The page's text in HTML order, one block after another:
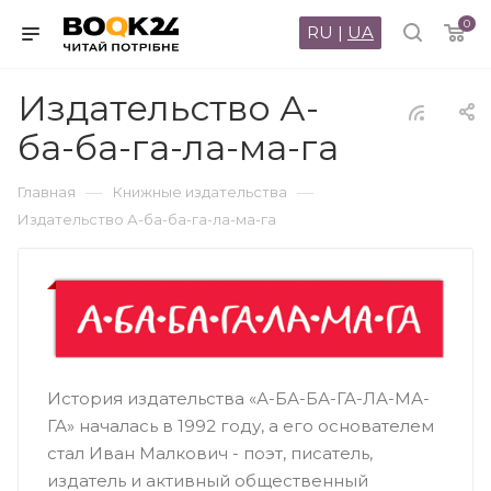
0
RU | UA
Издательство А-
ба-ба-га-ла-ма-га
Главная — Книжные издательства —
Издательство А-ба-ба-га-ла-ма-га
История издательства «А-БА-БА-ГА-ЛА-МА-
ГА» началась в 1992 году, а его основателем
стал Иван Малкович - поэт, писатель,
издатель и активный общественный